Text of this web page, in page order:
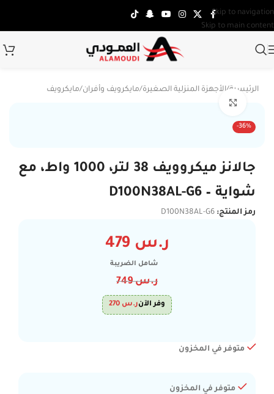
Skip to navigation
Skip to main content
الرئيسية/الأجهزة المنزلية الصغيرة/مايكرويف وأفران/مايكرويف
-36%
جالانز ميكروويف 38 لتر، 1000 واط، مع
شواية – D100N38AL-G6
رمز المنتج: D100N38AL-G6
ر.س
شامل الضريبة
ر.س749
وفر الآنر.س
متوفر في المخزون
متوفر في المخزون